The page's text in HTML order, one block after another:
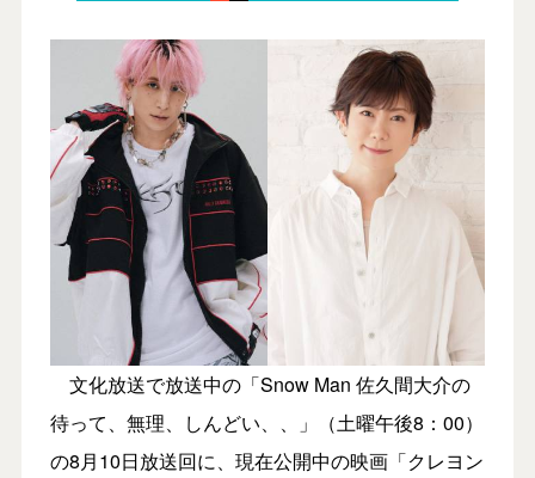
文化放送で放送中の「Snow Man 佐久間大介の
待って、無理、しんどい、、」（土曜午後8：00）
の8月10日放送回に、現在公開中の映画「クレヨン